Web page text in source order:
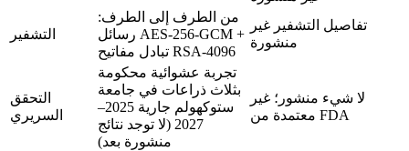
التشفير
من الطرف إلى الطرف:
رسائل AES-256-GCM +
تبادل مفاتيح RSA-4096
تفاصيل التشفير غير
منشورة
التحقق
السريري
تجربة عشوائية محكومة
بثلاث ذراعات في جامعة
ستوكهولم جارية 2025–
2027 (لا توجد نتائج
منشورة بعد)
لا شيء منشور؛ غير
معتمدة من FDA